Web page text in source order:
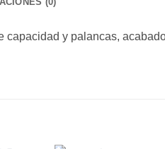
capacidad y palancas,